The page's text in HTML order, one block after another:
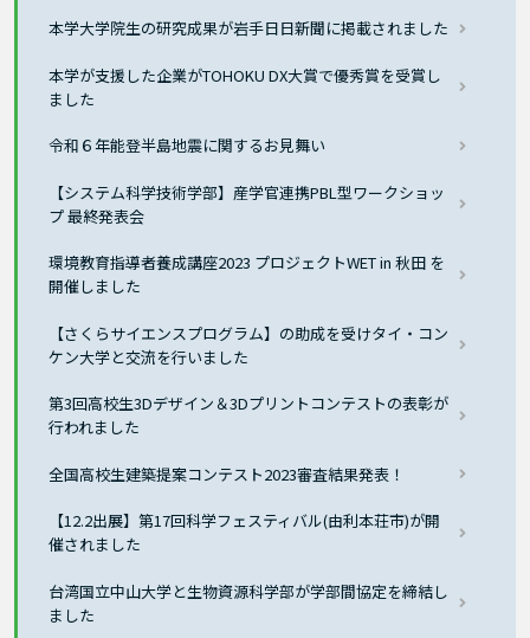
本学大学院生の研究成果が岩手日日新聞に掲載されました
本学が支援した企業がTOHOKU DX大賞で優秀賞を受賞し
ました
令和６年能登半島地震に関するお見舞い
【システム科学技術学部】産学官連携PBL型ワークショッ
プ 最終発表会
環境教育指導者養成講座2023 プロジェクトWET in 秋田 を
開催しました
【さくらサイエンスプログラム】の助成を受けタイ・コン
ケン大学と交流を行いました
第3回高校生3Dデザイン＆3Dプリントコンテストの表彰が
行われました
全国高校生建築提案コンテスト2023審査結果発表！
【12.2出展】第17回科学フェスティバル(由利本荘市)が開
催されました
台湾国立中山大学と生物資源科学部が学部間協定を締結し
ました